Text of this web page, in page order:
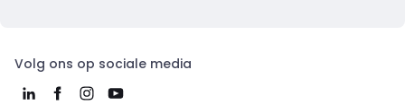
Volg ons op sociale media